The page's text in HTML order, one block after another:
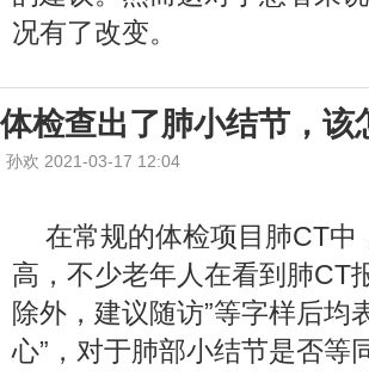
况有了改变。
体检查出了肺小结节，该
孙欢 2021-03-17 12:04
在常规的体检项目肺CT中
高，不少老年人在看到肺CT
除外，建议随访”等字样后均
心”，对于肺部小结节是否等